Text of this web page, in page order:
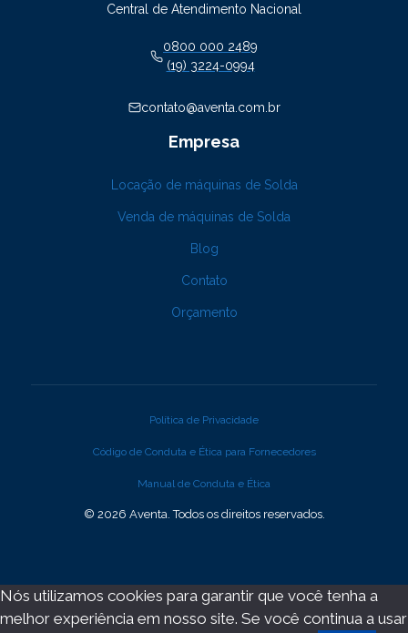
Central de Atendimento Nacional
0800 000 2489
(19) 3224-0994
contato@aventa.com.br
Empresa
Locação de máquinas de Solda
Venda de máquinas de Solda
Blog
Contato
Orçamento
© 2026 Aventa. Todos os direitos reservados.
Política de Privacidade
Código de Conduta e Ética para Fornecedores
Manual de Conduta e Ética
Nós utilizamos cookies para garantir que você tenha a
melhor experiência em nosso site. Se você continua a usar